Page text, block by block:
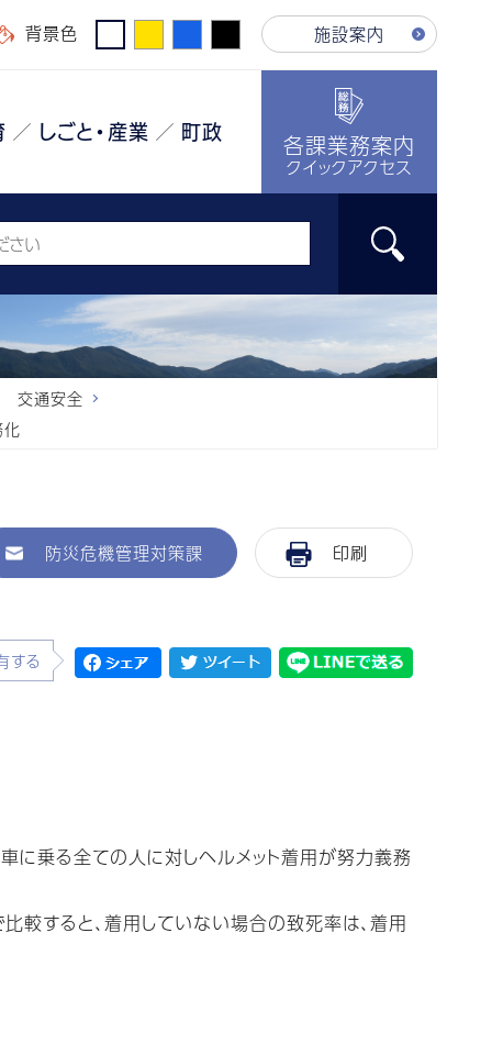
背景色 施設案内
しごと・産業 町政 各課業務案内
クイックアクセス
交通安全
防災危機管理対策課 印刷
する
に乗る全ての人に対しヘルメット着用が努力義務
すると、着用していない場合の致死率は、着用